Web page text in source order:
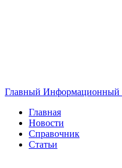
Главный Информационный
Главная
Новости
Справочник
Статьи